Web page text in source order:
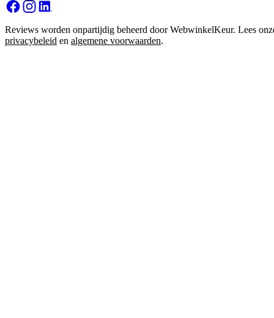
Reviews worden onpartijdig beheerd door WebwinkelKeur. Lees
privacybeleid en algemene voorwaarden.